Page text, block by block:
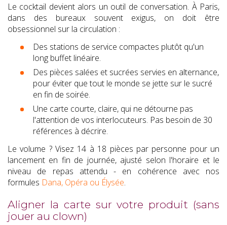
Le cocktail devient alors un outil de conversation. À Paris,
dans des bureaux souvent exigus, on doit être
obsessionnel sur la circulation :
Des stations de service compactes plutôt qu'un
long buffet linéaire.
Des pièces salées et sucrées servies en alternance,
pour éviter que tout le monde se jette sur le sucré
en fin de soirée.
Une carte courte, claire, qui ne détourne pas
l'attention de vos interlocuteurs. Pas besoin de 30
références à décrire.
Le volume ? Visez 14 à 18 pièces par personne pour un
lancement en fin de journée, ajusté selon l'horaire et le
niveau de repas attendu - en cohérence avec nos
formules Dana, Opéra ou Élysée.
Aligner la carte sur votre produit (sans
jouer au clown)